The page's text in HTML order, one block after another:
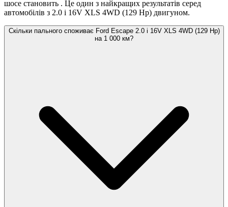
шосе становить . Це один з найкращих результатів серед
автомобілів з 2.0 i 16V XLS 4WD (129 Hp) двигуном.
Скільки пального споживає Ford Escape 2.0 i 16V XLS 4WD (129 Hp)
на 1 000 км?